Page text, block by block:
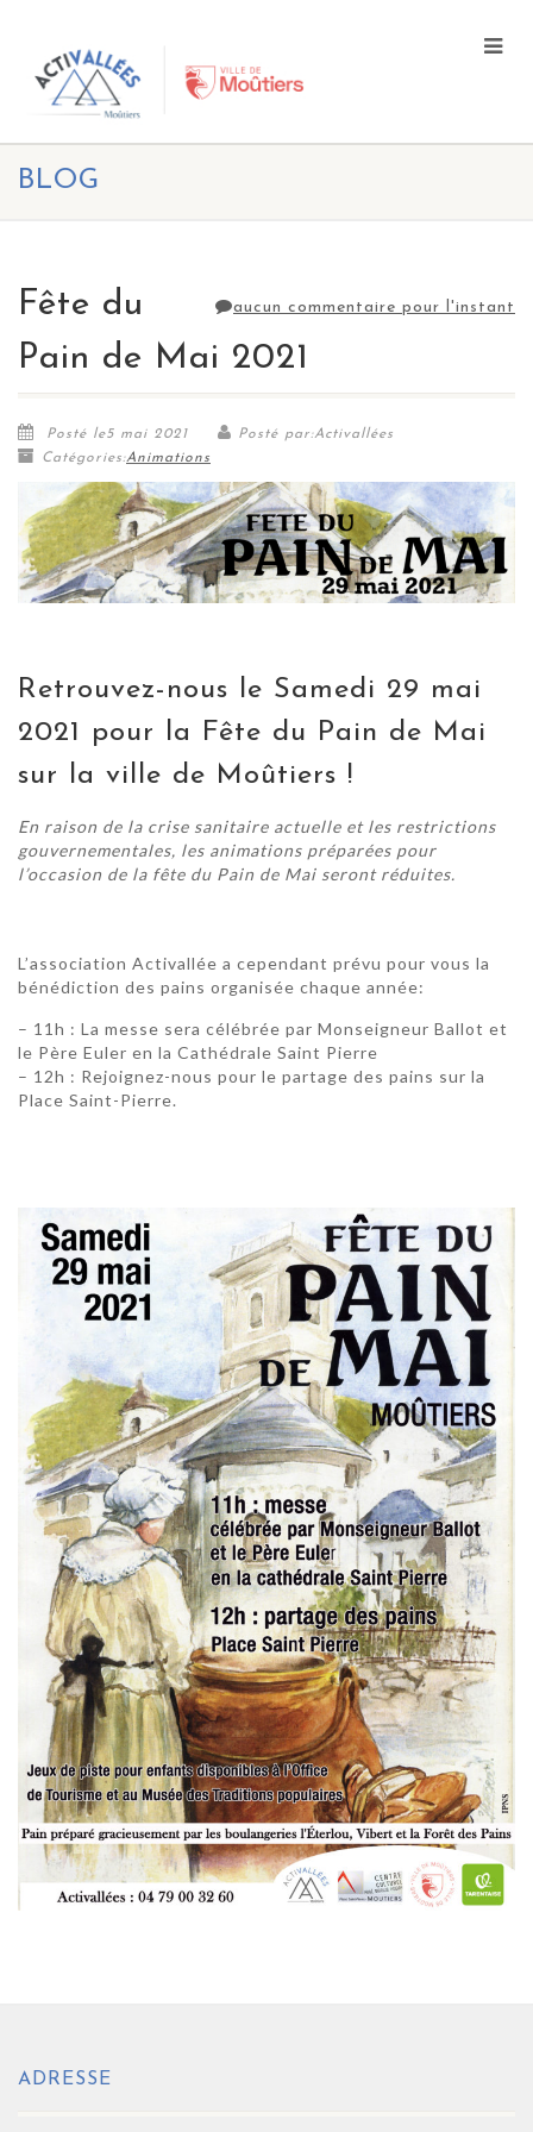
BLOG
aucun commentaire pour l'instant
Fête du
Pain de Mai 2021
Posté le5 mai 2021
Posté par:Activallées
Catégories:Animations
Retrouvez-nous le Samedi 29 mai
2021 pour la Fête du Pain de Mai
sur la ville de Moûtiers !
En raison de la crise sanitaire actuelle et les restrictions
gouvernementales, les animations préparées pour
l’occasion de la fête du Pain de Mai seront réduites.
L’association Activallée a cependant prévu pour vous la
bénédiction des pains organisée chaque année:
– 11h : La messe sera célébrée par Monseigneur Ballot et
le Père Euler en la Cathédrale Saint Pierre
– 12h : Rejoignez-nous pour le partage des pains sur la
Place Saint-Pierre.
ADRESSE